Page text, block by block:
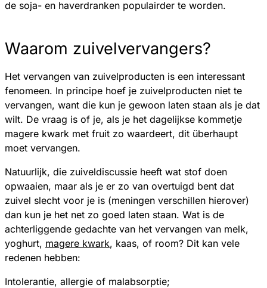
de soja- en haverdranken populairder te worden.
Waarom zuivelvervangers?
Het vervangen van zuivelproducten is een interessant
fenomeen. In principe hoef je zuivelproducten niet te
vervangen, want die kun je gewoon laten staan als je dat
wilt. De vraag is of je, als je het dagelijkse kommetje
magere kwark met fruit zo waardeert, dit überhaupt
moet vervangen.
Natuurlijk, die zuiveldiscussie heeft wat stof doen
opwaaien, maar als je er zo van overtuigd bent dat
zuivel slecht voor je is (meningen verschillen hierover)
dan kun je het net zo goed laten staan. Wat is de
achterliggende gedachte van het vervangen van melk,
yoghurt, magere kwark, kaas, of room? Dit kan vele
redenen hebben:
Intolerantie, allergie of malabsorptie;